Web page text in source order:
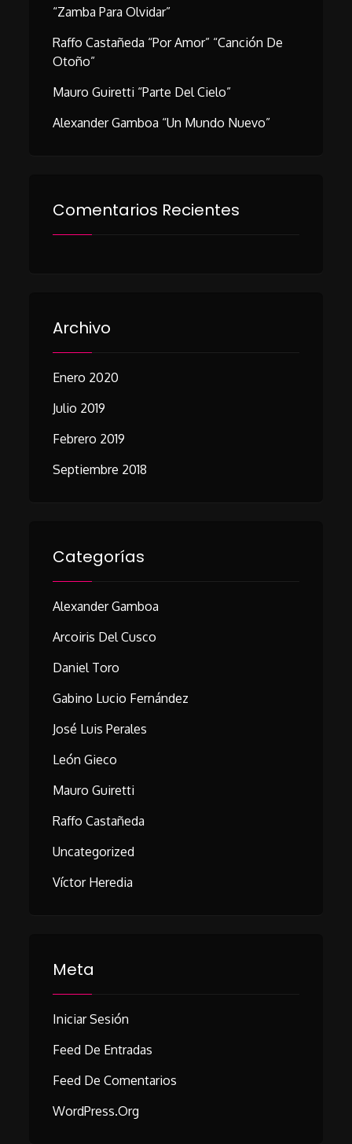
“Zamba Para Olvidar”
Raffo Castañeda “Por Amor” “Canción De
Otoño”
Mauro Guiretti “Parte Del Cielo”
Alexander Gamboa “Un Mundo Nuevo”
Comentarios Recientes
Archivo
Enero 2020
Julio 2019
Febrero 2019
Septiembre 2018
Categorías
Alexander Gamboa
Arcoiris Del Cusco
Daniel Toro
Gabino Lucio Fernández
José Luis Perales
León Gieco
Mauro Guiretti
Raffo Castañeda
Uncategorized
Víctor Heredia
Meta
Iniciar Sesión
Feed De Entradas
Feed De Comentarios
WordPress.org